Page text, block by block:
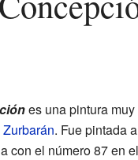
es una pintura
. Fue pintada
con el número 87 en